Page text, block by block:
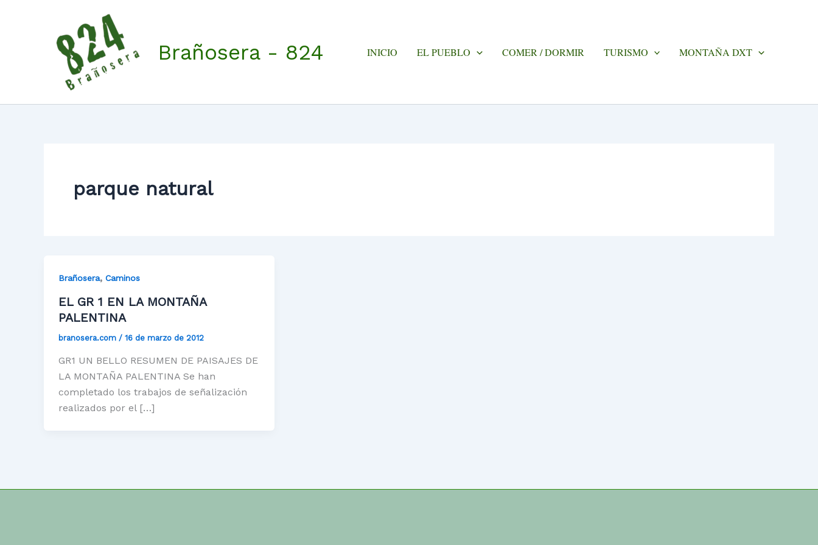
Brañosera - 824 INICIO EL PUEBLO COMER / DORMIR TURISMO MONTAÑA DXT
parque natural
Brañosera, Caminos
EL GR 1 EN LA MONTAÑA
PALENTINA
branosera.com / 16 de marzo de 2012
GR1 UN BELLO RESUMEN DE PAISAJES DE
LA MONTAÑA PALENTINA Se han
completado los trabajos de señalización
realizados por el […]